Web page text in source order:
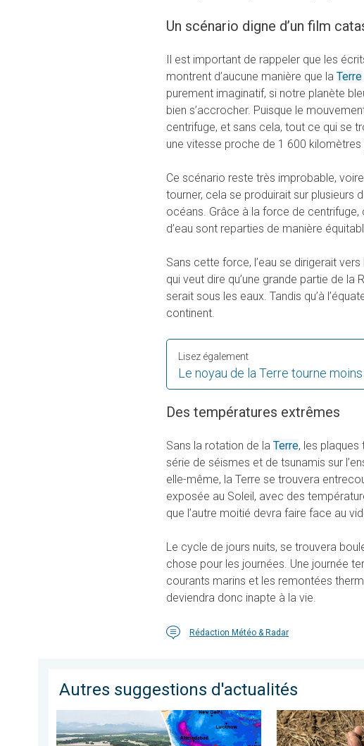
Un scénario digne d’un film
Il est important de rappeler que les
montrent d’aucune manière que la Terre
purement imaginatif, si notre planète
bien s’accrocher. Puisque le
centrifuge, et sans cela, tout ce qui se
une vitesse proche de 1 600 kilomètres
Ce scénario reste très improbable,
tourner, cela se produirait sur plusieurs
océans. Grâce à la force de
d’eau sont reparties de manière
Sans cette force, l’eau se dirigerait
qui veut dire qu’une grande partie de la
serait sous les eaux. Tandis qu’à
continent.
Le noyau de la Terre tourne
Lisez également
Des températures extrêmes
Sans la rotation de la Terre, les plaques
série de séismes et de tsunamis sur
elle-même, la Terre se trouvera
exposée au Soleil, avec des
que l’autre moitié devra faire face au
Le cycle de jours nuits, se trouvera
chose pour les journées. Une journée
courants marins et les remontées
deviendra donc inapte à la vie.
Rédaction Météo & Radar
Autres suggestions d'actualités
L'Asie en proie à de graves inondations. MoussonLa chaleur